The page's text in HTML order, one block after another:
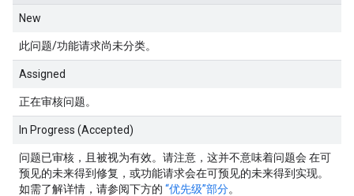
New
此问题/功能请求尚未分类。
Assigned
正在审核问题。
In Progress (Accepted)
问题已审核，且被视为有效。请注意，这并不意味着问题会 在可
预见的未来得到修复，或功能请求会在可预见的未来得到实现。
如需了解详情，请参阅下方的 “优先级”部分。